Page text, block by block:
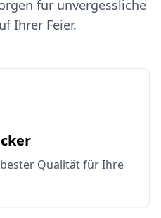
für unvergessliche
Ihrer Feier.
Qualität für Ihre